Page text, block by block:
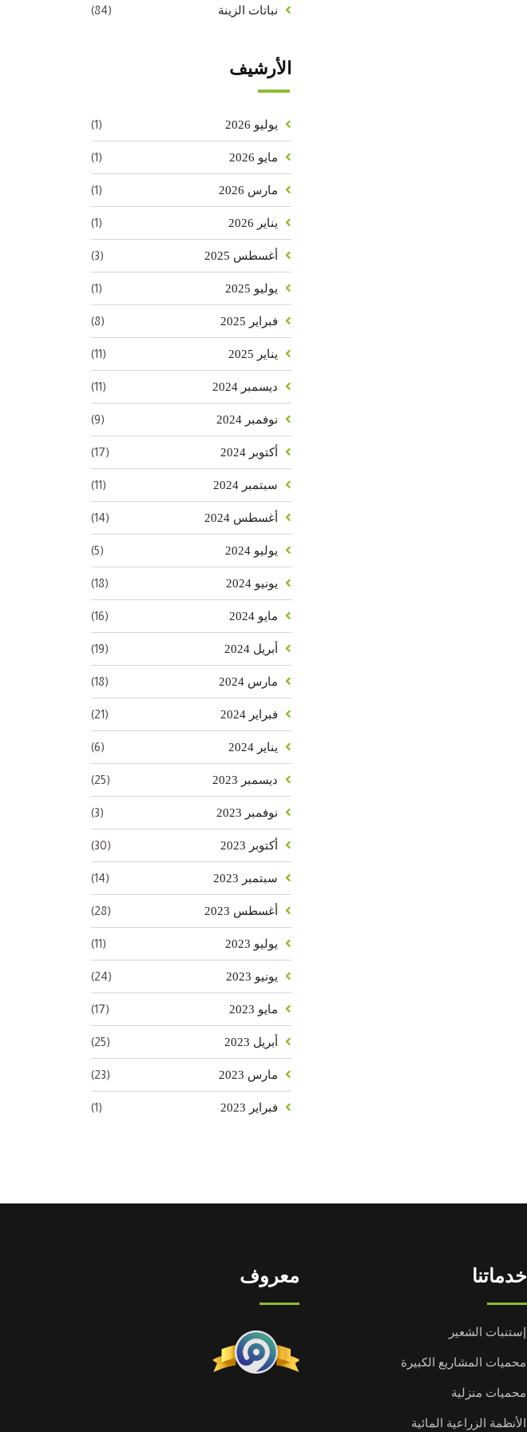
نباتات الزينة (84)
الأرشيف
يوليو 2026 (1)
مايو 2026 (1)
مارس 2026 (1)
يناير 2026 (1)
أغسطس 2025 (3)
يوليو 2025 (1)
فبراير 2025 (8)
يناير 2025 (11)
ديسمبر 2024 (11)
نوفمبر 2024 (9)
أكتوبر 2024 (17)
سبتمبر 2024 (11)
أغسطس 2024 (14)
يوليو 2024 (5)
يونيو 2024 (18)
مايو 2024 (16)
أبريل 2024 (19)
مارس 2024 (18)
فبراير 2024 (21)
يناير 2024 (6)
ديسمبر 2023 (25)
نوفمبر 2023 (3)
أكتوبر 2023 (30)
سبتمبر 2023 (14)
أغسطس 2023 (28)
يوليو 2023 (11)
يونيو 2023 (24)
مايو 2023 (17)
أبريل 2023 (25)
مارس 2023 (23)
فبراير 2023 (1)
خدماتنا
إستنبات الشعير
محميات المشاريع الكبيرة
محميات منزلية
الأنظمة الزراعية المائية
معروف